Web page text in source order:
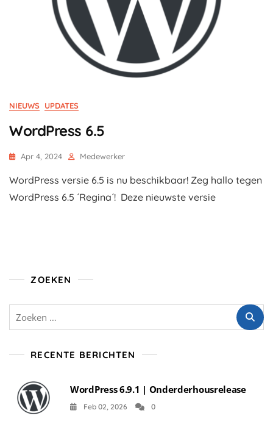
NIEUWS UPDATES
WordPress 6.5
Apr 4, 2024 Medewerker
WordPress versie 6.5 is nu beschikbaar! Zeg hallo tegen
WordPress 6.5 ´Regina´! Deze nieuwste versie
ZOEKEN
Zoeken
RECENTE BERICHTEN
WordPress 6.9.1 | Onderderhousrelease
Feb 02, 2026 0